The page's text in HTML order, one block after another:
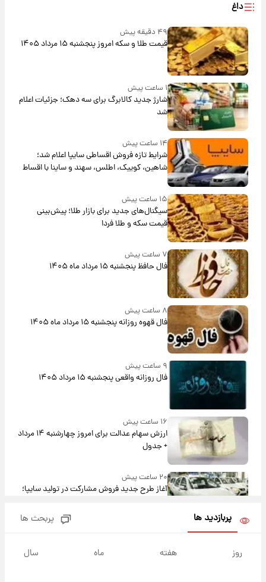
داغ
۴۹ دقیقه پیش
قیمت طلا و سکه امروز پنجشنبه ۱۵ مرداد ۱۴۰۵
۱ ساعت پیش
شارژ جدید کالابرگ برای سه دهک؛ جزئیات اعلام
شد
۱۴ ساعت پیش
شرایط تازه فروش اقساطی سایپا اعلام شد؛
شاهین، کوییک، اطلس، سهند و ساینا با اقساط
بلندمدت + جدول
۱۵ ساعت پیش
سیگنال‌های جدید برای بازار طلا؛ پیش‌بینی
قیمت سکه و طلا فردا
۷ ساعت پیش
فال حافظ پنجشنبه ۱۵ مرداد ماه ۱۴۰۵
۸ ساعت پیش
فال قهوه روزانه پنجشنبه ۱۵ مرداد ماه ۱۴۰۵
۹ ساعت پیش
فال روزانه واقعی پنجشنبه ۱۵ مرداد ۱۴۰۵
۱۶ ساعت پیش
ارزش سهام عدالت برای امروز چهارشنبه ۱۴ مرداد
+ جدول
۲۰ ساعت پیش
آغاز طرح جدید فروش مشارکت در تولید سایپا؛
سود مشارکت چند درصد است؟
پربازدید ها پربحث ها
روز هفته ماه سال